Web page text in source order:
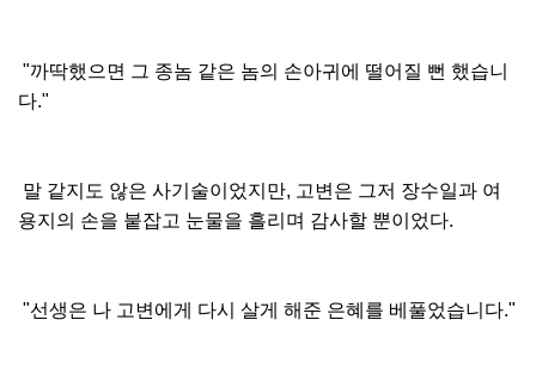
"까딱했으면 그 종놈 같은 놈의 손아귀에 떨어질 뻔 했습니
다."
말 같지도 않은 사기술이었지만, 고변은 그저 장수일과 여
용지의 손을 붙잡고 눈물을 흘리며 감사할 뿐이었다.
"선생은 나 고변에게 다시 살게 해준 은혜를 베풀었습니다."